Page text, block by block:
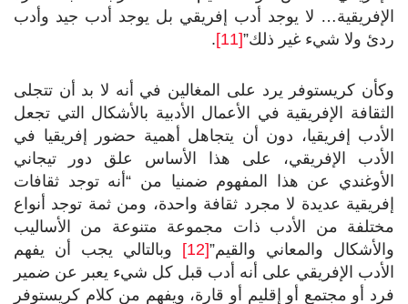
الإفريقية… لا يوجد أدب إفريقي بل يوجد أدب جيد وأدب
ردئ ولا شيء غير ذلك”[11]
.
وكأن كريستوفر يرد على المغالين في أنه لا بد أن تتجلى
الثقافة الإفريقية في الأعمال الأدبية بالأشكال التي تجعل
الأدب إفريقيا، دون أن يتجاهل أهمية حضور إفريقيا في
الأدب الإفريقي، على هذا الأساس علق دور تيجاني
الأوغندي عن هذا المفهوم ضمنيا من “أنه توجد ثقافات
إفريقية عديدة لا مجرد ثقافة واحدة، ومن ثمة توجد أنواع
مختلفة من الأدب ذات مجموعة متنوعة من الأساليب
والأشكال والمعاني والقيم”[12]
وبالتالي يجب أن يفهم
الأدب الإفريقي على أنه أدب قبل كل شيء يعبر عن ضمير
فرد أو مجتمع أو إقليم أو قارة، ويفهم من كلام كريستوفر